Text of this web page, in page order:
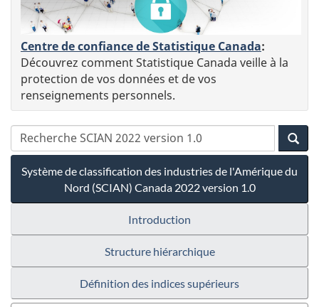
Centre de confiance de Statistique Canada:
Découvrez comment Statistique Canada veille à la
protection de vos données et de vos
renseignements personnels.
Système de classification des industries de l'Amérique du
Nord (SCIAN) Canada 2022 version 1.0
Introduction
Structure hiérarchique
Définition des indices supérieurs